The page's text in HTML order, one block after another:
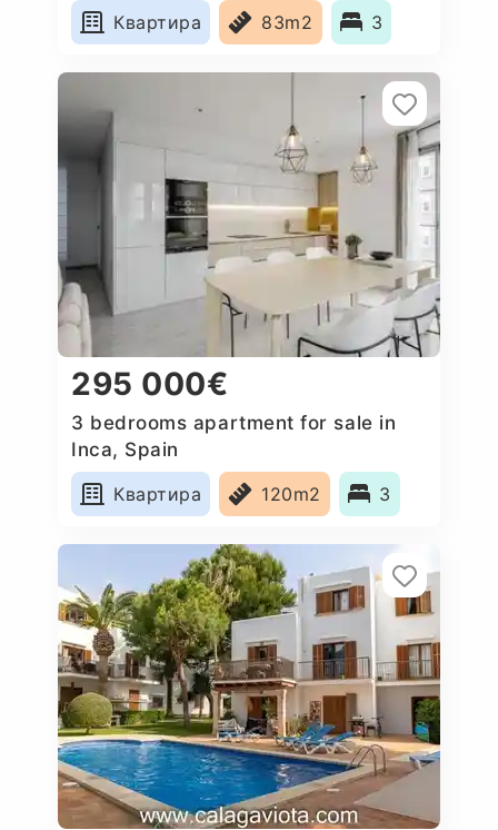
Квартира
83m2 3
295 000€
3 bedrooms apartment for sale in
Inca, Spain
Квартира
120m2 3